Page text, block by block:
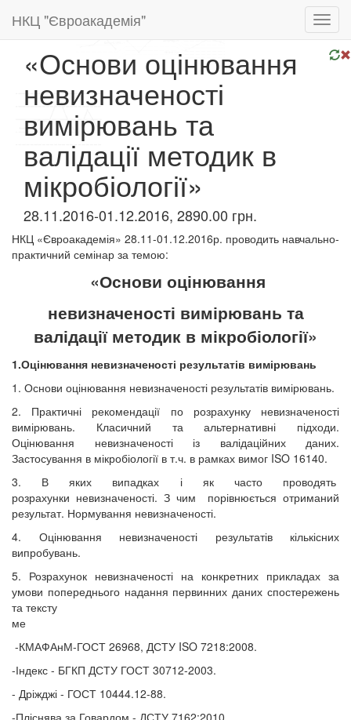
НКЦ "Євроакадемія"
«Основи оцінювання
невизначеності
вимірювань та
валідації методик в
мікробіології»
28.11.2016-01.12.2016, 2890.00 грн.
НКЦ «Євроакадемія» 28.11-01.12.2016р. проводить навчально-
практичний семінар за темою:
«Основи оцінювання
невизначеності вимірювань та
валідації методик в мікробіології»
1.Оцінювання невизначеності результатів вимірювань
1. Основи оцінювання невизначеності результатів вимірювань.
2. Практичні рекомендації по розрахунку невизначеності
вимірювань. Класичний та альтернативні підходи.
Оцінювання невизначеності із валідаційних даних.
Застосування в мікробіології в т.ч. в рамках вимог ISO 16140.
3. В яких випадках і як часто проводять
розрахунки невизначеності. З чим
порівнюється отриманий
результат. Нормування невизначеності.
4.
Оцінювання невизначеності результатів кількісних
випробувань.
5. Розрахунок невизначеності на конкретних прикладах за
умови попереднього надання первинних даних спостережень
та тексту
ме
-КМАФАнМ-ГОСТ 26968, ДСТУ ISO 7218:2008.
-Індекс - БГКП ДСТУ ГОСТ 30712-2003.
- Дріжджі - ГОСТ 10444.12-88.
-Пліснява за Говардом - ДСТУ 7162:2010.